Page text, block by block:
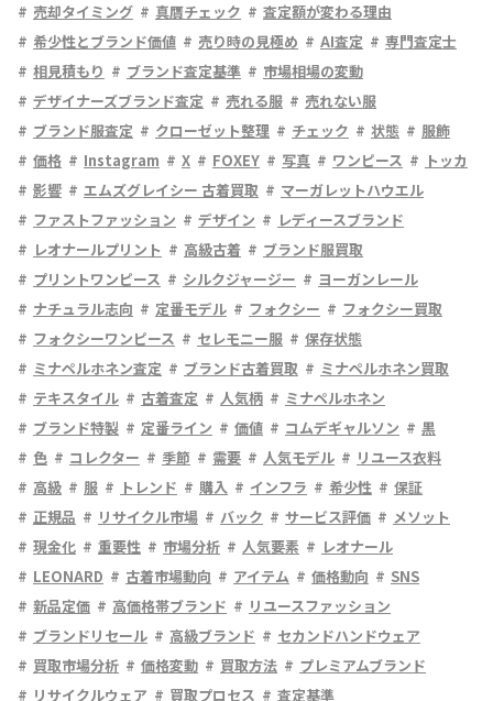
売却タイミング
真贋チェック
査定額が変わる理由
希少性とブランド価値
売り時の見極め AI査定
専門査定士
相見積もり
ブランド査定基準
市場相場の変動
デザイナーズブランド査定
売れる服
売れない服
ブランド服査定
クローゼット整理 チェック 状態
服飾
価格
Instagram X FOXEY 写真 ワンピース
トッカ
影響
エムズグレイシー 古着買取
マーガレットハウエル
ファストファッション
デザイン
レディースブランド
レオナールプリント
高級古着
ブランド服買取
プリントワンピース
シルクジャージー
ヨーガンレール
ナチュラル志向
定番モデル フォクシー
フォクシー買取
フォクシーワンピース
セレモニー服
保存状態
ミナペルホネン査定
ブランド古着買取
ミナペルホネン買取
テキスタイル
古着査定 人気柄
ミナペルホネン
ブランド特製
定番ライン 価値 コムデギャルソン
黒
色
コレクター 季節 需要 人気モデル
リユース衣料
高級
服 トレンド 購入 インフラ 希少性
保証
正規品
リサイクル市場 バック サービス評価
メソット
現金化
重要性 市場分析 人気要素
レオナール
LEONARD
古着市場動向 アイテム 価格動向
SNS
新品定価
高価格帯ブランド
リユースファッション
ブランドリセール
高級ブランド
セカンドハンドウェア
買取市場分析
価格変動 買取方法
プレミアムブランド
リサイクルウェア
買取プロセス 査定基準